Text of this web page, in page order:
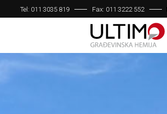
Tel: 011 3035 819 Fax: 011 3222 552